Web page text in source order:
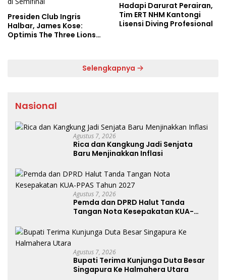
Presiden Club Ingris
Halbar, James Kose:
Optimis The Three Lions
Hadapi Darurat Perairan,
Tim ERT NHM Kantongi
Lisensi Diving Profesional
Selengkapnya
Nasional
Agustus 7, 2026
Rica dan Kangkung Jadi Senjata
Baru Menjinakkan Inflasi
Agustus 7, 2026
Pemda dan DPRD Halut Tanda
Tangan Nota Kesepakatan KUA-
Agustus 7, 2026
Bupati Terima Kunjunga Duta Besar
Singapura Ke Halmahera Utara